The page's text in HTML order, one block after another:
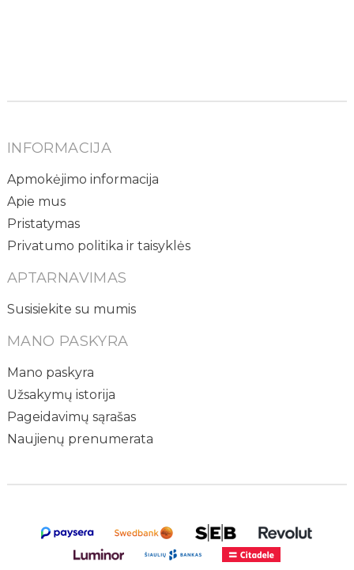
INFORMACIJA
Apmokėjimo informacija
Apie mus
Pristatymas
Privatumo politika ir taisyklės
APTARNAVIMAS
Susisiekite su mumis
MANO PASKYRA
Mano paskyra
Užsakymų istorija
Pageidavimų sąrašas
Naujienų prenumerata